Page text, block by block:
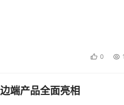
0
端产品全面亮相